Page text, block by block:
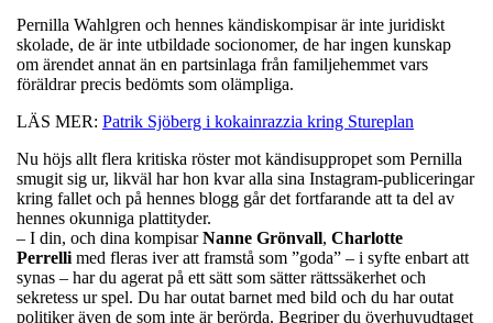
Pernilla Wahlgren och hennes kändiskompisar är inte juridiskt
skolade, de är inte utbildade socionomer, de har ingen kunskap
om ärendet annat än en partsinlaga från familjehemmet vars
föräldrar precis bedömts som olämpliga.
LÄS MER: Patrik Sjöberg i kokainrazzia kring Stureplan
Nu höjs allt flera kritiska röster mot kändisuppropet som Pernilla
smugit sig ur, likväl har hon kvar alla sina Instagram-publiceringar
kring fallet och på hennes blogg går det fortfarande att ta del av
hennes okunniga plattityder.
– I din, och dina kompisarNanne Grönvall, Charlotte
Perrelli med fleras iver att framstå som ”goda” – i syfte enbart att
synas – har du agerat på ett sätt som sätter rättssäkerhet och
sekretess ur spel. Du har outat barnet med bild och du har outat
politiker även de som inte är berörda. Begriper du överhuvudtaget